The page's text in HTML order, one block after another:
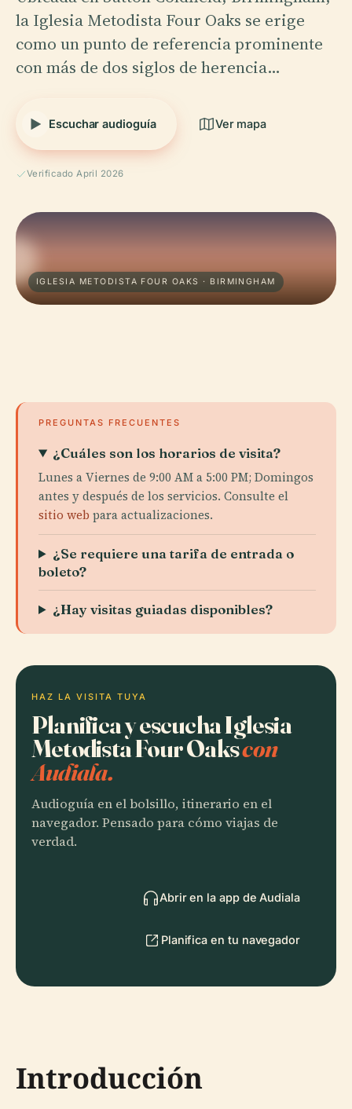
la Iglesia Metodista Four Oaks se erige
como un punto de referencia prominente
con más de dos siglos de herencia…
Escuchar audioguía Ver mapa
Verificado April 2026
IGLESIA METODISTA FOUR OAKS · BIRMINGHAM
PREGUNTAS FRECUENTES
¿Cuáles son los horarios de visita?
Lunes a Viernes de 9:00 AM a 5:00 PM; Domingos
antes y después de los servicios. Consulte el
sitio web para actualizaciones.
¿Se requiere una tarifa de entrada o
boleto?
¿Hay visitas guiadas disponibles?
HAZ LA VISITA TUYA
Planifica y escucha Iglesia
Metodista Four Oakscon
Audiala.
Audioguía en el bolsillo, itinerario en el
navegador. Pensado para cómo viajas de
verdad.
Abrir en la app de Audiala
Planifica en tu navegador
Introducción